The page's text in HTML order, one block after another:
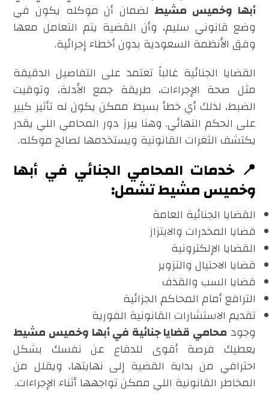
أبها وخميس مشيط لضمان أن موكله يكون في
وضع قانوني سليم، وأن القضية يتم التعامل معها
وفق الأنظمة السعودية بدون أخطاء إجرائية.
القضايا الجنائية غالباً تعتمد على التفاصيل الدقيقة
مثل صحة الإجراءات، طريقة جمع الأدلة، وتوقيت
الضبط، لذلك أي خطأ بسيط ممكن يكون له تأثير كبير
على الحكم النهائي. وهنا يبرز دور المحامي اللي يقدر
يكتشف الثغرات القانونية ويستخدمها لصالح موكله.
📍 خدمات المحامي الجنائي في أبها
وخميس مشيط تشمل:
القضايا الجنائية العامة
قضايا المخدرات والابتزاز
القضايا الإلكترونية
قضايا الاحتيال والتزوير
قضايا السب والقذف
الترافع أمام المحاكم الجزائية
تقديم الاستشارات القانونية الفورية
وجود محامي قضايا جنائية في أبها وخميس مشيط
يعطيك فرصة أقوى للدفاع عن نفسك بشكل
احترافي من بداية القضية إلى نهايتها، ويقلل من
المخاطر القانونية اللي ممكن تواجهها أثناء الإجراءات.